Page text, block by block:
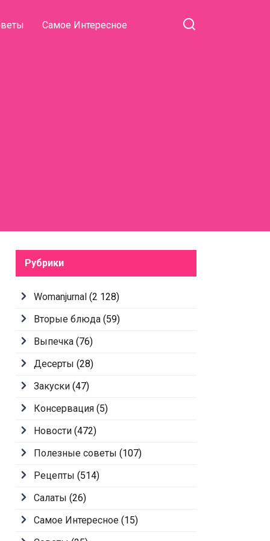
Самое Интересное
Рубрики
Womanjurnal (2 128)
Вторые блюда (59)
Выпечка (76)
Десерты (28)
Закуски (47)
Консервация (5)
Новости (472)
Полезные советы (107)
Рецепты (514)
Салаты (26)
Самое Интересное (15)